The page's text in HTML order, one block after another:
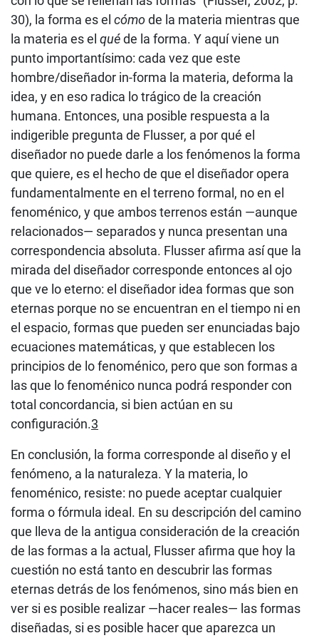
30), la forma es el cómode la materia mientras que
la materia es el quéde la forma. Y aquí viene un
punto importantísimo: cada vez que este
hombre/diseñador in-forma la materia, deforma la
idea, y en eso radica lo trágico de la creación
humana. Entonces, una posible respuesta a la
indigerible pregunta de Flusser, a por qué el
diseñador no puede darle a los fenómenos la forma
que quiere, es el hecho de que el diseñador opera
fundamentalmente en el terreno formal, no en el
fenoménico, y que ambos terrenos están —aunque
relacionados— separados y nunca presentan una
correspondencia absoluta. Flusser afirma así que la
mirada del diseñador corresponde entonces al ojo
que ve lo eterno: el diseñador idea formas que son
eternas porque no se encuentran en el tiempo ni en
el espacio, formas que pueden ser enunciadas bajo
ecuaciones matemáticas, y que establecen los
principios de lo fenoménico, pero que son formas a
las que lo fenoménico nunca podrá responder con
total concordancia, si bien actúan en su
configuración.3
En conclusión, la forma corresponde al diseño y el
fenómeno, a la naturaleza. Y la materia, lo
fenoménico, resiste: no puede aceptar cualquier
forma o fórmula ideal. En su descripción del camino
que lleva de la antigua consideración de la creación
de las formas a la actual, Flusser afirma que hoy la
cuestión no está tanto en descubrir las formas
eternas detrás de los fenómenos, sino más bien en
ver si es posible realizar —hacer reales— las formas
diseñadas, si es posible hacer que aparezca un